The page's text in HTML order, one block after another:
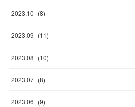
2023.10 (8)
2023.09 (11)
2023.08 (10)
2023.07 (8)
2023.06 (9)